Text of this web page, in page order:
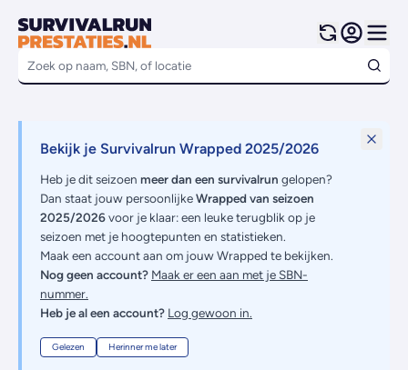
Bekijk je Survivalrun Wrapped 2025/2026
Heb je dit seizoen meer dan een survivalrun gelopen?
Dan staat jouw persoonlijkeWrapped van seizoen
2025/2026voor je klaar: een leuke terugblik op je
seizoen met je hoogtepunten en statistieken.
Maak een account aan om jouw Wrapped te bekijken.
Nog geen account? Maak er een aan met je SBN-
nummer.
Heb je al een account? Log gewoon in.
Gelezen Herinner me later